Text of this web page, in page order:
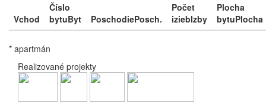
Vchod
Číslo
bytuByt PoschodiePosch.
Počet
iziebIzby
Plocha
bytuPlocha
* apartmán
Realizované projekty